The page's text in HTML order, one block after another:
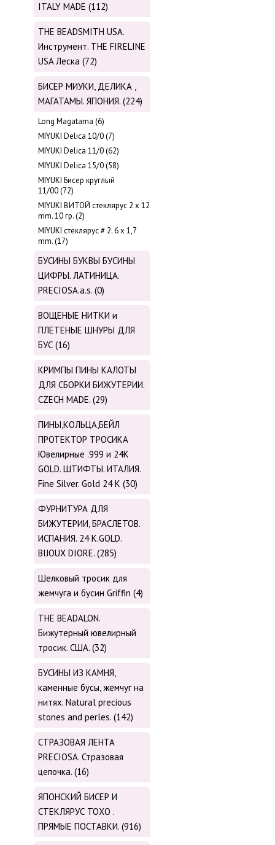
ITALY MADE (112)
THE BEADSMITH USA.
Инструмент. THE FIRELINE
USA Леска (72)
БИСЕР МИУКИ, ДЕЛИКА ,
МАГАТАМЫ. ЯПОНИЯ. (224)
Long Magatama (6)
MIYUKI Delica 10/0 (7)
MIYUKI Delica 11/0 (62)
MIYUKI Delica 15/0 (58)
MIYUKI Бисер круглый
11/00 (72)
MIYUKI ВИТОЙ стеклярус 2 х 12
mm. 10 гр. (2)
MIYUKI стеклярус # 2. 6 х 1,7
mm. (17)
БУСИНЫ БУКВЫ БУСИНЫ
ЦИФРЫ. ЛАТИНИЦА.
PRECIOSA.a.s. (0)
ВОЩЕНЫЕ НИТКИ и
ПЛЕТЕНЫЕ ШНУРЫ ДЛЯ
БУС (16)
КРИМПЫ ПИНЫ КАЛОТЫ
ДЛЯ СБОРКИ БИЖУТЕРИИ.
CZECH MADE. (29)
ПИНЫ,КОЛЬЦА,БЕЙЛ
ПРОТЕКТОР ТРОСИКА
Ювелирные .999 и 24К
GOLD. ШТИФТЫ. ИТАЛИЯ.
Fine Silver. Gold 24 K (30)
ФУРНИТУРА ДЛЯ
БИЖУТЕРИИ, БРАСЛЕТОВ.
ИСПАНИЯ. 24 K.GOLD.
BIJOUX DIORE. (285)
Шелковый тросик для
жемчуга и бусин Griffin (4)
THE BEADALON.
Бижутерный ювелирный
тросик. США. (32)
БУСИНЫ ИЗ КАМНЯ,
каменные бусы, жемчуг на
нитях. Natural precious
stones and perles. (142)
СТРАЗОВАЯ ЛЕНТА
PRECIOSA. Стразовая
цепочка. (16)
ЯПОНСКИЙ БИСЕР И
СТЕКЛЯРУС TOХО .
ПРЯМЫЕ ПОСТАВКИ. (916)